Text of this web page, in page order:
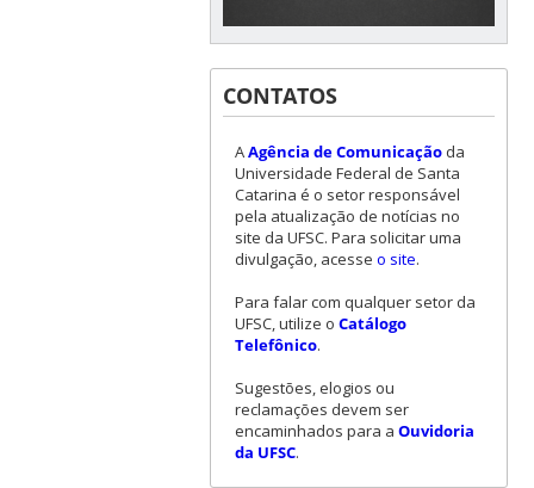
CONTATOS
AAgência de Comunicaçãoda
Universidade Federal de Santa
Catarina é o setor responsável
pela atualização de notícias no
site da UFSC. Para solicitar uma
divulgação, acesse o site.
Para falar com qualquer setor da
UFSC, utilize o Catálogo
Telefônico.
Sugestões, elogios ou
reclamações devem ser
encaminhados para a Ouvidoria
da UFSC.